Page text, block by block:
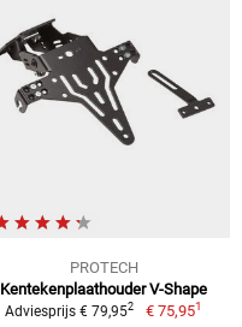
PROTECH
Kentekenplaathouder V-Shape
Adviesprijs € 79,952 € 75,951